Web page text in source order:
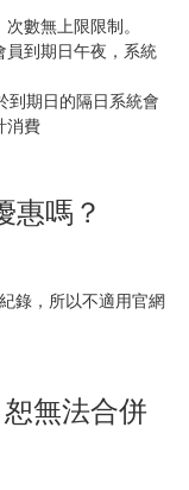
數無上限限制。
到期日午夜，系統
到期日的隔日系統會
消費
惠嗎？
錄，所以不適用官網
無法合併